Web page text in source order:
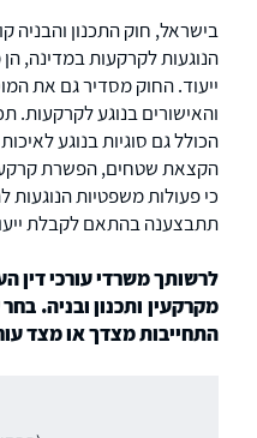
בישראל, חוק התכנון והבניה
הנוגעות לקרקעות במדינה,
ייעוד. החוק מסדיר גם את
והאישורים בנוגע לקרקעות.
הכולל גם סוגיות בנוגע
הקצאת שטחים, הפשרת
כי פעולות משפטיות הנוגעות
תתבצענה בהתאם לקבלת
לרשותך משרדי עורכי דין
מקרקעין ותכנון ובניה.
התחייבות מצדך או מצד